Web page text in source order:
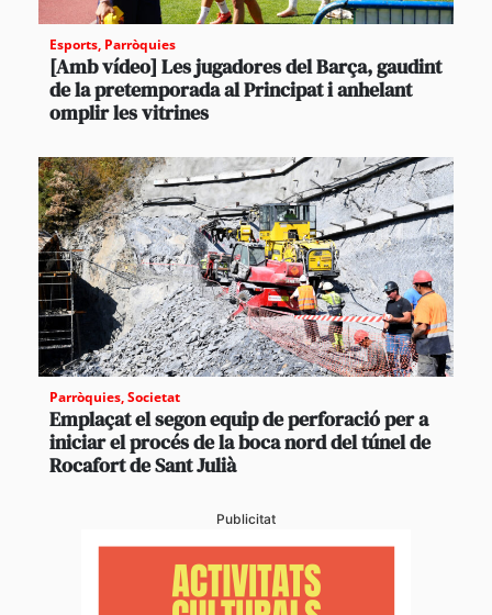
Esports, Parròquies
[Amb vídeo] Les jugadores del Barça, gaudint
de la pretemporada al Principat i anhelant
omplir les vitrines
Parròquies,Societat
Emplaçat el segon equip de perforació per a
iniciar el procés de la boca nord del túnel de
Rocafort de Sant Julià
Publicitat